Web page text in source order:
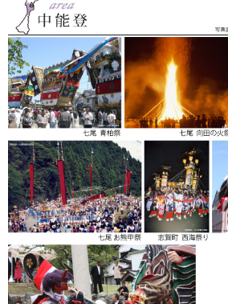
祭りの鳴り物でチャッパです。2枚一組で
る面を打ち合わせたりして演奏します。
す。材質：真鍮、房付 房は赤・紫色
号-12ｃｍ、4.5号-13.5ｃｍ、5号-15ｃｍ
ｍ のサイズがあります。